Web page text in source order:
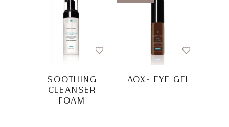
SOOTHING
CLEANSER
FOAM
AOX+ EYE GEL